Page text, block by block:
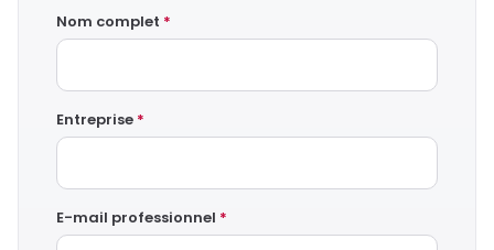
Nom complet *
Entreprise *
E-mail professionnel *